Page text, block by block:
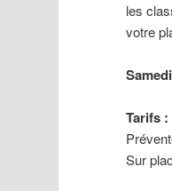
les
votre
Tarifs :
Sur